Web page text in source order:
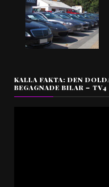
KALLA FAKTA: DEN
BEGAGNADE BILAR – TV4